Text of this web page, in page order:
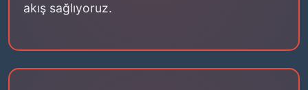
akış sağlıyoruz.